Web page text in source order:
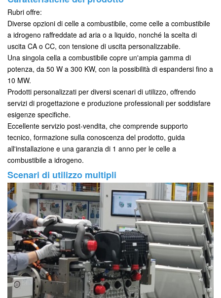
Rubri offre:
Diverse opzioni di celle a combustibile, come celle a combustibile
a idrogeno raffreddate ad aria o a liquido, nonché la scelta di
uscita CA o CC, con tensione di uscita personalizzabile.
Una singola cella a combustibile copre un'ampia gamma di
potenza, da 50 W a 300 KW, con la possibilità di espandersi fino a
10 MW.
Prodotti personalizzati per diversi scenari di utilizzo, offrendo
servizi di progettazione e produzione professionali per soddisfare
esigenze specifiche.
Eccellente servizio post-vendita, che comprende supporto
tecnico, formazione sulla conoscenza del prodotto, guida
all'installazione e una garanzia di 1 anno per le celle a
combustibile a idrogeno.
Scenari di utilizzo multipli